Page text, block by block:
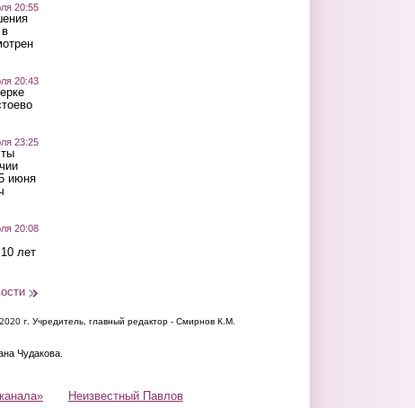
20:55
20:43
23:25
июня
20:08
лет
г. Учредитель, главный редактор - Смирнов К.М.
Чудакова.
Неизвестный Павлов